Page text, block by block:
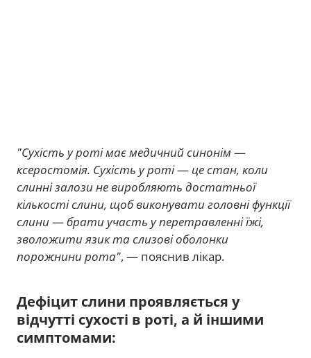
"Сухість у роті має медичний синонім—
ксеростомія. Сухість у роті— це стан, коли
слинні залози не виробляють достатньої
кількості слини, щоб виконувати головні функції
слини—брати участь у перетравленні їжі,
зволожити язик та слизові оболонки
порожнини рота", — пояснив лікар.
Дефіцит слини проявляється у
відчутті сухості в роті, а й іншими
симптомами: